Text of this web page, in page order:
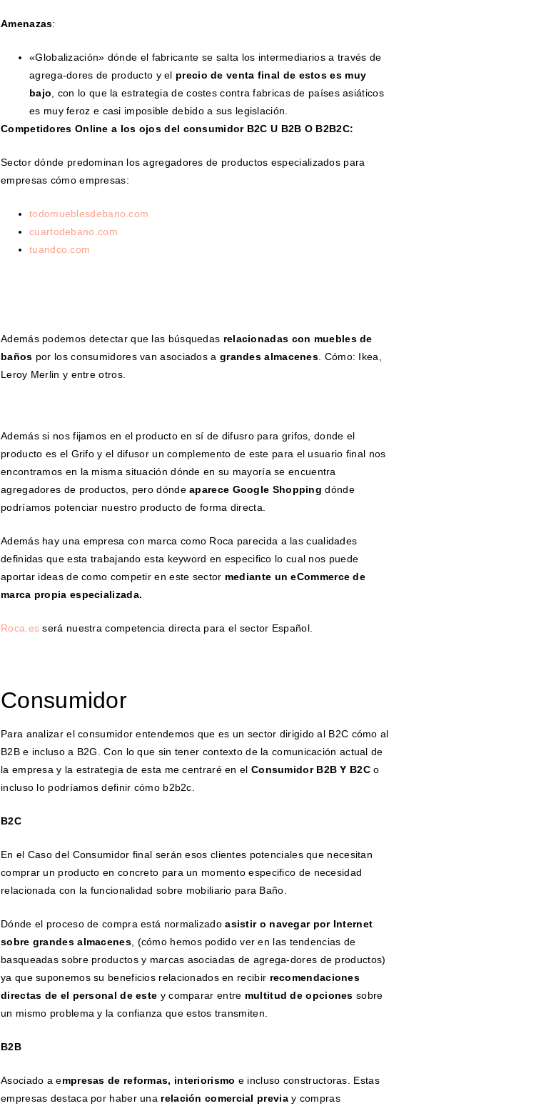
Amenazas:
«Globalización» dónde el fabricante se salta los intermediarios a través de
agrega-dores de producto y el precio de venta final de estos es muy
bajo, con lo que la estrategia de costes contra fabricas de países asiáticos
es muy feroz e casi imposible debido a sus legislación.
Competidores Online a los ojos del consumidor B2C U B2B O B2B2C:
Sector dónde predominan los agregadores de productos especializados para
empresas cómo empresas:
todomueblesdebano.com
cuartodebano.com
tuandco.com
Además podemos detectar que las búsquedas relacionadas con muebles de
baños por los consumidores van asociados a grandes almacenes. Cómo: Ikea,
Leroy Merlin y entre otros.
Además si nos fijamos en el producto en sí de difusro para grifos, donde el
producto es el Grifo y el difusor un complemento de este para el usuario final nos
encontramos en la misma situación dónde en su mayoría se encuentra
agregadores de productos, pero dóndeaparece Google Shopping dónde
podríamos potenciar nuestro producto de forma directa.
Además hay una empresa con marca como Roca parecida a las cualidades
definidas que esta trabajando esta keyword en especifico lo cual nos puede
aportar ideas de como competir en este sector mediante un eCommerce de
marca propia especializada.
Roca.es será nuestra competencia directa para el sector Español.
Consumidor
Para analizar el consumidor entendemos que es un sector dirigido al B2C cómo al
B2B e incluso a B2G. Con lo que sin tener contexto de la comunicación actual de
la empresa y la estrategia de esta me centraré en el Consumidor B2B Y B2Co
incluso lo podríamos definir cómo b2b2c.
B2C
En el Caso del Consumidor final serán esos clientes potenciales que necesitan
comprar un producto en concreto para un momento especifico de necesidad
relacionada con la funcionalidad sobre mobiliario para Baño.
Dónde el proceso de compra está normalizadoasistir o navegar por Internet
sobre grandes almacenes, (cómo hemos podido ver en las tendencias de
basqueadas sobre productos y marcas asociadas de agrega-dores de productos)
ya que suponemos su beneficios relacionados en recibir recomendaciones
directas de el personal de este y comparar entre multitud de opciones sobre
un mismo problema y la confianza que estos transmiten.
B2B
Asociado a empresas de reformas, interiorismo e incluso constructoras. Estas
empresas destaca por haber una relación comercial previay compras